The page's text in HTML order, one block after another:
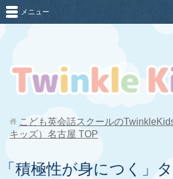
メニュー
こども英会話スクールの
キッズ）名古屋 TOP
「積極性が身につく」